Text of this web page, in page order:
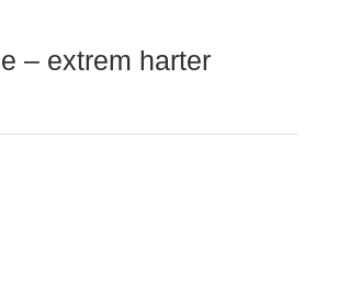
– extrem harter